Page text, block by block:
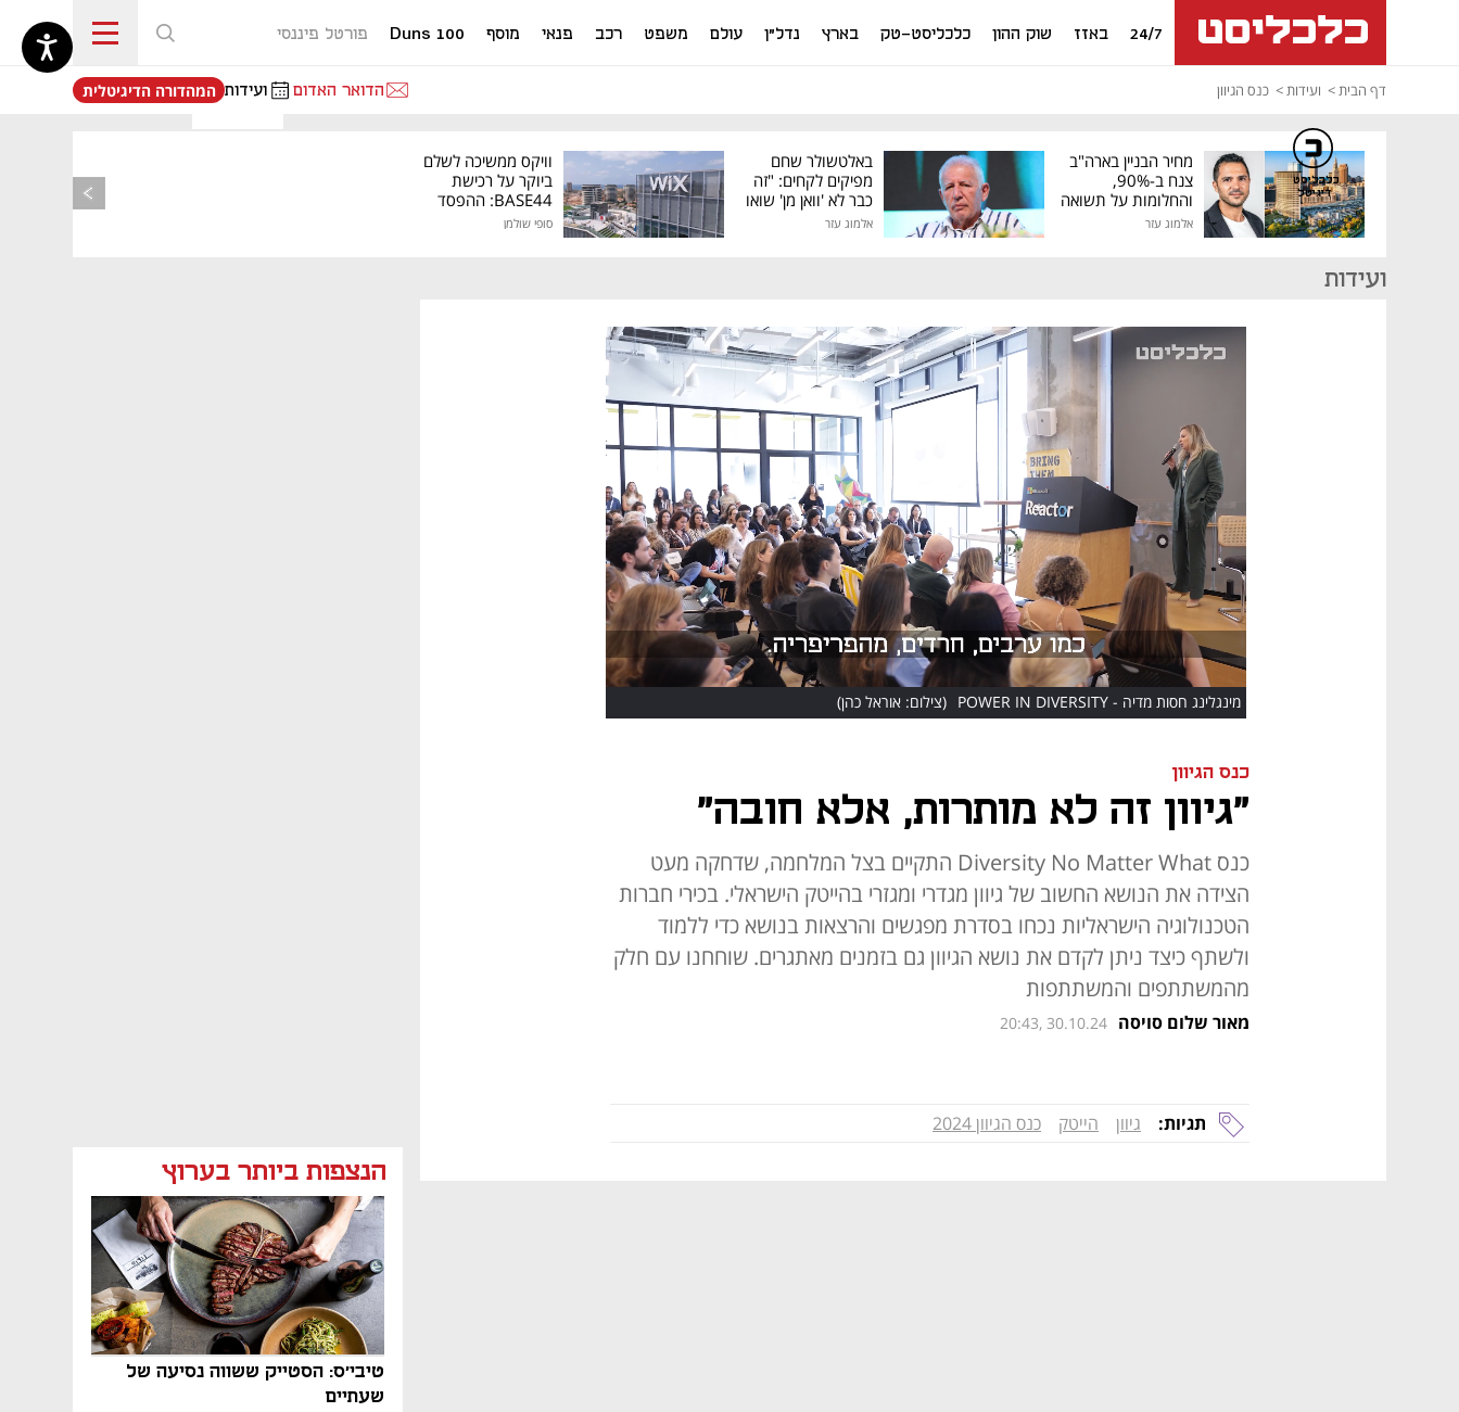
24/7 באזז שוק ההון כלכליסט-טק בארץ נדל"ן עולם משפט רכב פנאי מוסף Duns 100 פורטל פיננסי
דף הבית ועידות כנס הגיוון הדואר האדום ועידות
נפתח בכרטיסייה חדשה
המהדורה הדיגיטלית
מחיר הבניין בארה"ב
צנח ב-90%,
והחלומות על תשואה
גבוהה התנפצו
אלמוג עזר
באלטשולר שחם
מפיקים לקחים: "זה
כבר לא 'וואן מן' שואו
של גילעד"
אלמוג עזר
וויקס ממשיכה לשלם
ביוקר על רכישת
BASE44: ההפסד
סופי שולמן
ועידות
הנצפות ביותר בערוץ
טיבי'ס: הסטייק ששווה נסיעה של
שעתיים
HD
מינגלינג חסות מדיה - POWER IN DIVERSITY (צילום: אוראל כהן)
כלכליסט
דיגיטל
כנס הגיוון
"גיוון זה לא מותרות, אלא חובה"
כנס Diversity No Matter What התקיים בצל המלחמה, שדחקה מעט
הצידה את הנושא החשוב של גיוון מגדרי ומגזרי בהייטק הישראלי. בכירי חברות
הטכנולוגיה הישראליות נכחו בסדרת מפגשים והרצאות בנושא כדי ללמוד
ולשתף כיצד ניתן לקדם את נושא הגיוון גם בזמנים מאתגרים. שוחחנו עם חלק
מהמשתתפים והמשתתפות
מאור שלום סויסה 20:43, 30.10.24
תגיות: גיוון הייטק כנס הגיוון 2024